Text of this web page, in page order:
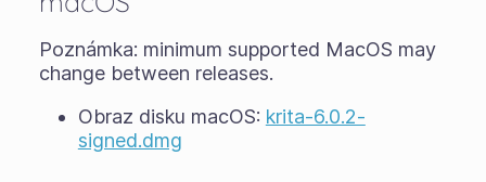
Poznámka: minimum supported MacOS may
change between releases.
Obraz disku macOS: krita-6.0.2-
signed.dmg